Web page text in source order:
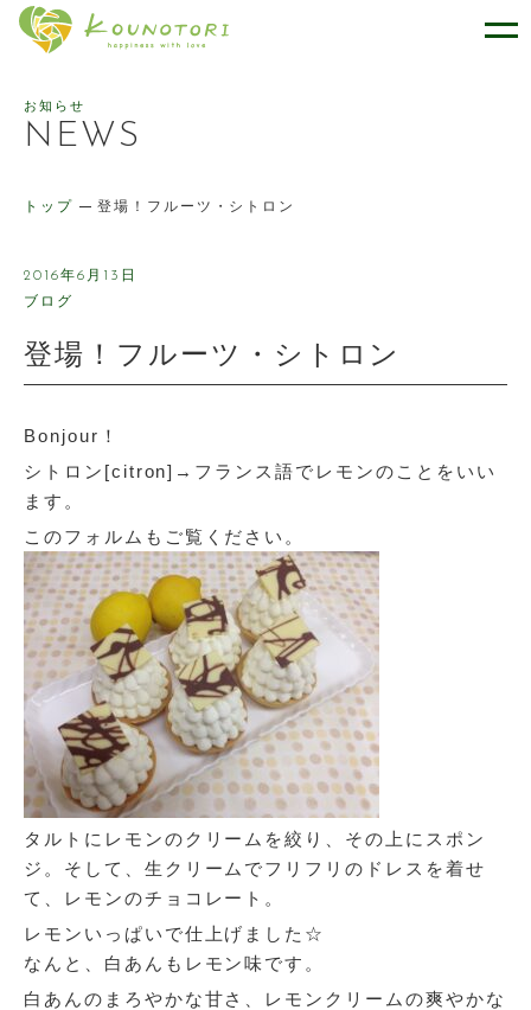
幸せをはこぶケーキのお店 ケー
お知らせ
NEWS
トップ 登場！フルーツ・シトロン
2016年6月13日
ブログ
登場！フルーツ・シトロン
Bonjour！
シトロン[citron]→フランス語でレモンのことをいい
ます。
このフォルムもご覧ください。
タルトにレモンのクリームを絞り、その上にスポン
ジ。そして、生クリームでフリフリのドレスを着せ
て、レモンのチョコレート。
レモンいっぱいで仕上げました☆
なんと、白あんもレモン味です。
白あんのまろやかな甘さ、レモンクリームの爽やかな